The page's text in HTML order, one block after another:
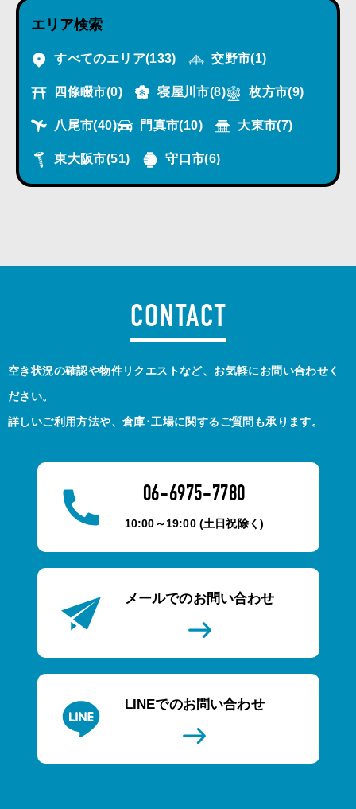
エリア検索
すべてのエリア(133) 交野市(1)
四條畷市(0) 寝屋川市(8) 枚方市(9)
八尾市(40) 門真市(10) 大東市(7)
東大阪市(51) 守口市(6)
CONTACT
空き状況の確認や物件リクエストなど、お気軽にお問い合わせく
ださい。
詳しいご利用方法や、倉庫･工場に関するご質問も承ります。
06-6975-7780
10:00～19:00 (土日祝除く)
メールでのお問い合わせ
LINEでのお問い合わせ